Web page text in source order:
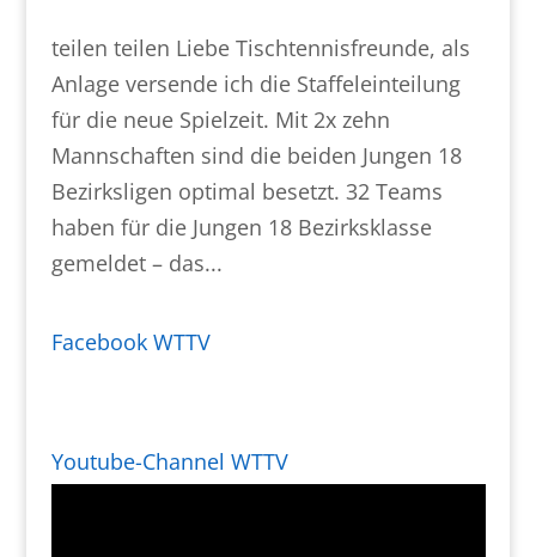
teilen teilen Liebe Tischtennisfreunde, als
Anlage versende ich die Staffeleinteilung
für die neue Spielzeit. Mit 2x zehn
Mannschaften sind die beiden Jungen 18
Bezirksligen optimal besetzt. 32 Teams
haben für die Jungen 18 Bezirksklasse
gemeldet – das...
Facebook WTTV
Youtube-Channel WTTV